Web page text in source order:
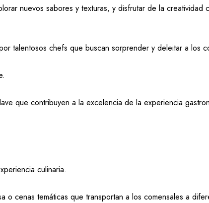
nuevos sabores y texturas, y disfrutar de la creatividad
talentosos chefs que buscan sorprender y deleitar a los
que contribuyen a la excelencia de la experiencia
culinaria.
o cenas temáticas que transportan a los comensales a